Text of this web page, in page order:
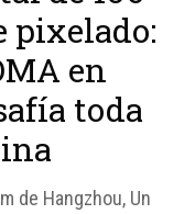
pixelado:
en
toda
de Hangzhou, Un